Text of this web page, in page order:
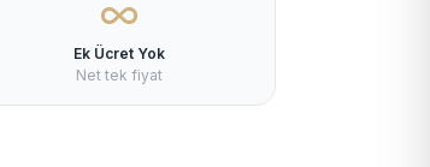
Ek Ücret Yok
Net tek fiyat